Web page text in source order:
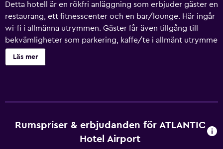
Detta hotell är en rökfri anläggning som erbjuder gäster en
restaurang, ett fitnesscenter och en bar/lounge. Här ingår
wi-fi i allmänna utrymmen. Gäster får även tillgång till
bekvämligheter som parkering, kaffe/te i allmänt utrymme
och konferenslokaler. ATLANTIC Hotel Airport erbjuder 112
rum med minibar och värdeförvaringsskåp. På tv:n kan du
mörkläggningsgardiner. Allergitestade sängkläder och
strykjärn/strykbräda kan fås på begäran. Städning sker
Läs mer
Rumspriser & erbjudanden för ATLANTIC
Hotel Airport